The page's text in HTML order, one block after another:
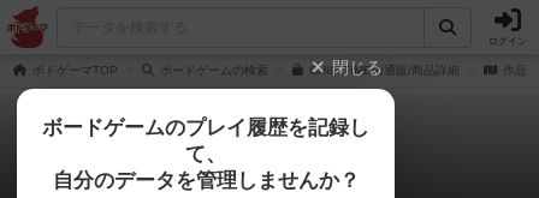
ログイン
ボドゲーマTOP ボードゲームの検索 CHILLTIMEの通販/商品詳細 作品
チルタイム
拡張/関連作品 0件
閉じる
ボードゲームのプレイ履歴を記録し
て、
自分のデータを管理しませんか？